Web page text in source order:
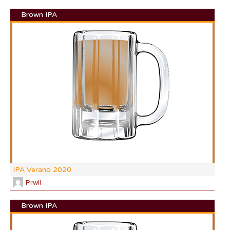
Brown IPA
IPA Verano 2020
Prwll
Brown IPA